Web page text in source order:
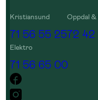
Kristiansund
71 56 55 25
Oppdal &
72
Elektro
71 56 65 00